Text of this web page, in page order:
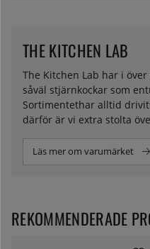
The Kitchen Lab har i
såväl stjärnkockar som
Sortimentethar alltid
därför är vi extra stolta
THE KITCHEN LAB
Läs mer om varumärket
REKOMMENDERADE